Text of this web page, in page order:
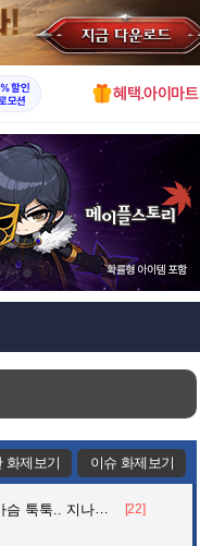
할인
모션
혜택.아이마트
화제보기 이슈 화제보기
나가던 아재의 정체 [22]